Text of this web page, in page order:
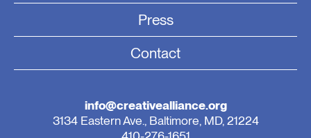
Press
Contact
info@creativealliance.org
3134 Eastern Ave., Baltimore, MD, 21224